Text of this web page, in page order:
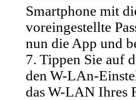
Smartphone mit
voreingestellte
nun die App und
7. Tippen Sie auf
den W-LAn-
das W-LAN Ihres